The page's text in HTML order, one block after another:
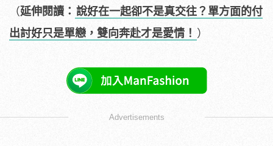
（延伸閱讀： 說好在一起卻不是真交往？單方面的付
出討好只是單戀，雙向奔赴才是愛情！ ）
Advertisements